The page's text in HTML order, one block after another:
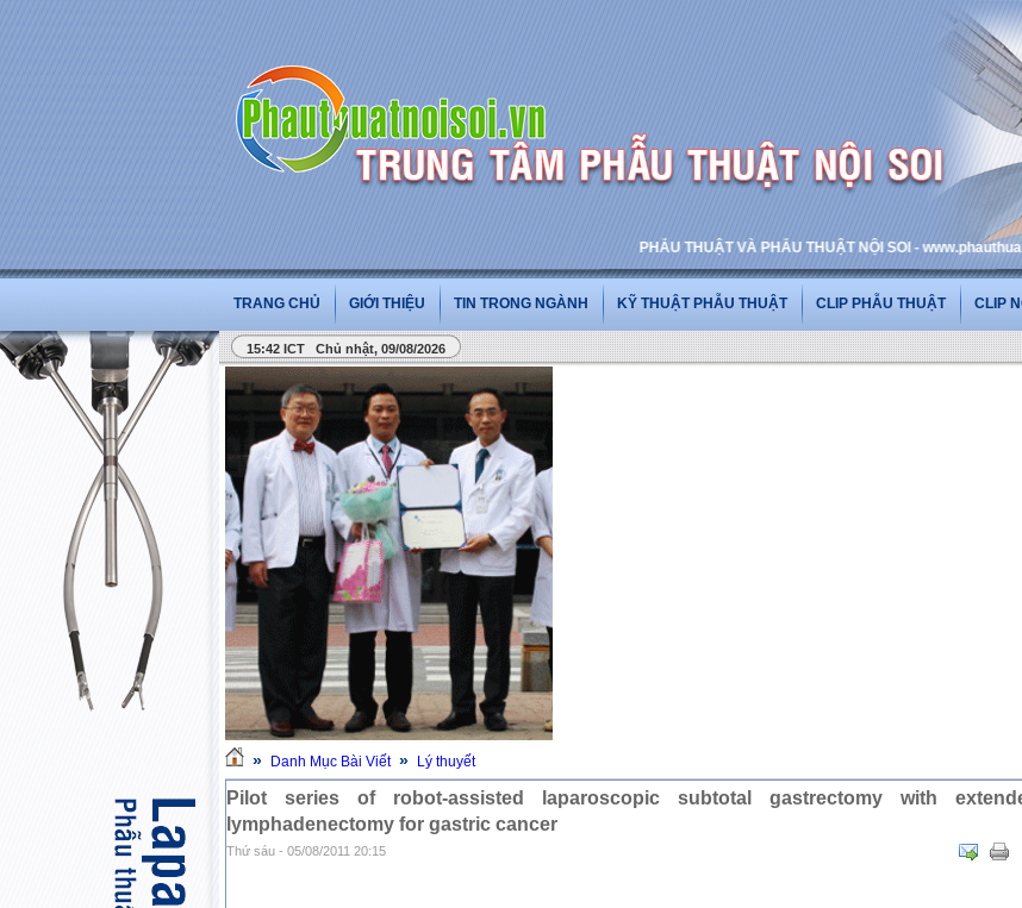
PHẪU THUẬT VÀ PHẪU THUẬT NỘI SOI -
TRANG CHỦ GIỚI THIỆU TIN TRONG NGÀNH KỸ THUẬT PHẪU THUẬT CLIP PHẪU THUẬT CLIP
15:42 ICT Chủ nhật, 09/08/2026
» Danh Mục Bài Viết » Lý thuyết
Pilot series of robot-assisted laparoscopic subtotal gastrectomy with
lymphadenectomy for gastric cancer
Thứ sáu - 05/08/2011 20:15